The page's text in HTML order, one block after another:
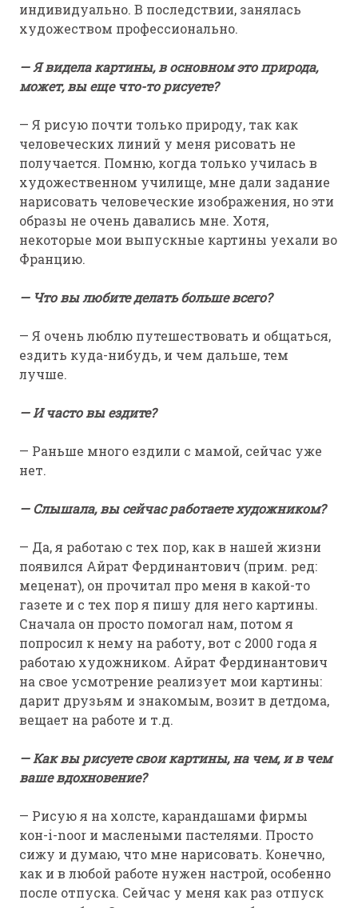
индивидуально. В последствии, занялась
художеством профессионально.
— Я видела картины, в основном это природа,
может, вы еще что-то рисуете?
— Я рисую почти только природу, так как
человеческих линий у меня рисовать не
получается. Помню, когда только училась в
художественном училище, мне дали задание
нарисовать человеческие изображения, но эти
образы не очень давались мне. Хотя,
некоторые мои выпускные картины уехали во
Францию.
— Что вы любите делать больше всего?
— Я очень люблю путешествовать и общаться,
ездить куда-нибудь, и чем дальше, тем
лучше.
— И часто вы ездите?
— Раньше много ездили с мамой, сейчас уже
нет.
— Слышала, вы сейчас работаете художником?
— Да, я работаю с тех пор, как в нашей жизни
появился Айрат Фердинантович (прим. ред:
меценат), он прочитал про меня в какой-то
газете и с тех пор я пишу для него картины.
Сначала он просто помогал нам, потом я
попросил к нему на работу, вот с 2000 года я
работаю художником. Айрат Фердинантович
на свое усмотрение реализует мои картины:
дарит друзьям и знакомым, возит в детдома,
вещает на работе и т.д.
— Как вы рисуете свои картины, на чем, и в чем
ваше вдохновение?
— Рисую я на холсте, карандашами фирмы
кон-i-noor и маслеными пастелями. Просто
сижу и думаю, что мне нарисовать. Конечно,
как и в любой работе нужен настрой, особенно
после отпуска. Сейчас у меня как раз отпуск